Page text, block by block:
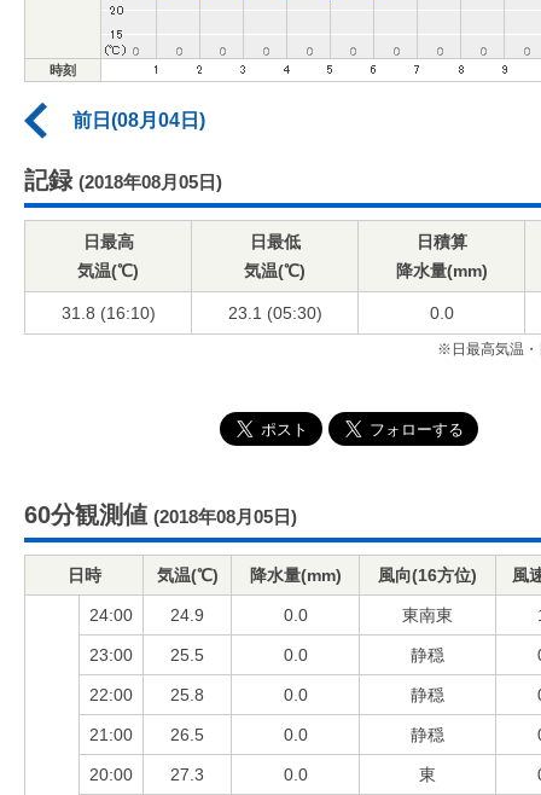
時刻
前日(08月04日)
記録 (2018年08月05日)
日最高
気温(℃)
日最低
気温(℃)
日積算
降水量(mm)
31.8 (16:10) 23.1 (05:30) 0.0
※日最高気温・
60分観測値 (2018年08月05日)
日時 気温(℃) 降水量(mm) 風向(16方位) 風
24:00 24.9 0.0 東南東
23:00 25.5 0.0 静穏
22:00 25.8 0.0 静穏
21:00 26.5 0.0 静穏
20:00 27.3 0.0 東